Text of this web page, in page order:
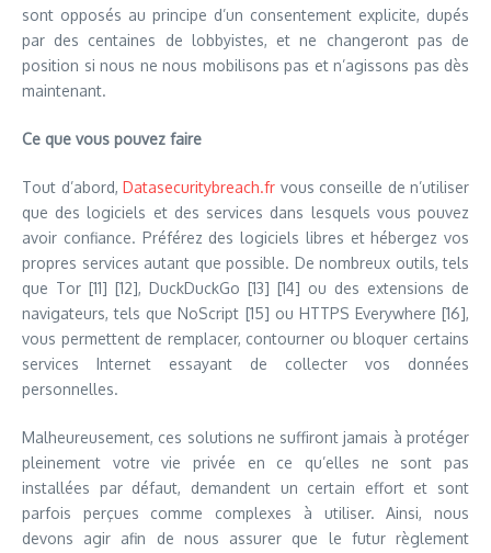
sont opposés au principe d’un consentement explicite, dupés
par des centaines de lobbyistes, et ne changeront pas de
position si nous ne nous mobilisons pas et n’agissons pas dès
maintenant.
Ce que vous pouvez faire
Tout d’abord, Datasecuritybreach.fr vous conseille de n’utiliser
que des logiciels et des services dans lesquels vous pouvez
avoir confiance. Préférez des logiciels libres et hébergez vos
propres services autant que possible. De nombreux outils, tels
que Tor [11] [12], DuckDuckGo [13] [14] ou des extensions de
navigateurs, tels que NoScript [15] ou HTTPS Everywhere [16],
vous permettent de remplacer, contourner ou bloquer certains
services Internet essayant de collecter vos données
personnelles.
Malheureusement, ces solutions ne suffiront jamais à protéger
pleinement votre vie privée en ce qu’elles ne sont pas
installées par défaut, demandent un certain effort et sont
parfois perçues comme complexes à utiliser. Ainsi, nous
devons agir afin de nous assurer que le futur règlement